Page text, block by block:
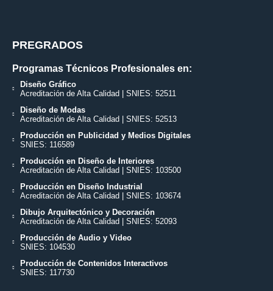
PREGRADOS
Programas Técnicos Profesionales en:
Diseño Gráfico
Acreditación de Alta Calidad | SNIES: 52511
Diseño de Modas
Acreditación de Alta Calidad | SNIES: 52513
Producción en Publicidad y Medios Digitales
SNIES: 116589
Producción en Diseño de Interiores
Acreditación de Alta Calidad | SNIES: 103500
Producción en Diseño Industrial
Acreditación de Alta Calidad | SNIES: 103674
Dibujo Arquitectónico y Decoración
Acreditación de Alta Calidad | SNIES: 52093
Producción de Audio y Video
SNIES: 104530
Producción de Contenidos Interactivos
SNIES: 117730